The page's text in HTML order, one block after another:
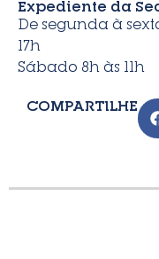
Expediente da
De segunda à
17h
Sábado 8h às 11h
COMPARTILHE